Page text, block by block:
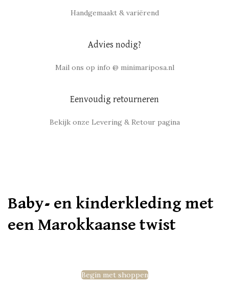
Handgemaakt & variërend
Advies nodig?
Mail ons op info @ minimariposa.nl
Eenvoudig retourneren
Bekijk onze Levering & Retour pagina
Baby- en kinderkleding met
een Marokkaanse twist
Begin met shoppen